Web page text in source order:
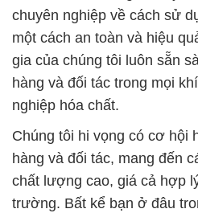
chuyên nghiệp về cách sử
một cách an toàn và hiệu
gia của chúng tôi luôn sẵn
hàng và đối tác trong mọi
nghiệp hóa chất.
Chúng tôi hi vọng có cơ hội
hàng và đối tác, mang đến
chất lượng cao, giá cả hợp
trường. Bất kể bạn ở đâu